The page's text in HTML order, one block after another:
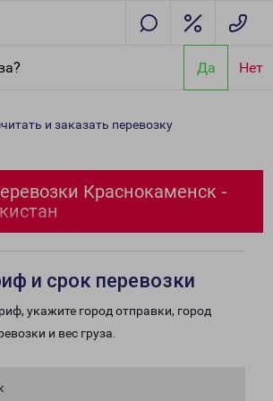
Да Нет
и заказать перевозку
Краснокаменск -
и срок перевозки
укажите город отправки, город
и вес груза.